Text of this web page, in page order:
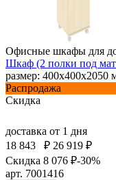
Офисные шкафы для
Шкаф (2 полки под
размер: 400х400х2050
Распродажа
Скидка
доставка от 1 дня
18 843
₽ 26 919 ₽
Скидка 8 076 ₽-30%
арт. 7001416